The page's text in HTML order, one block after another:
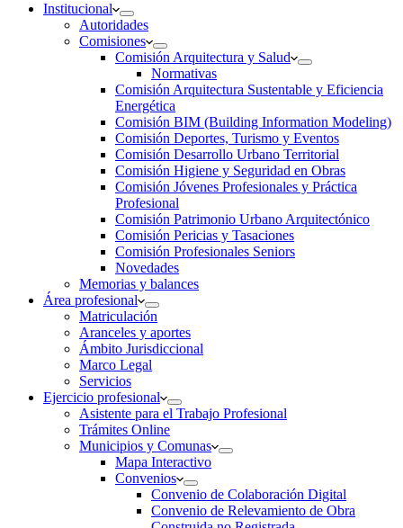
Institucional
Autoridades
Comisiones
Comisión Arquitectura y Salud
Normativas
Comisión Arquitectura Sustentable y Eficiencia
Energética
Comisión BIM (Building Information Modeling)
Comisión Deportes, Turismo y Eventos
Comisión Desarrollo Urbano Territorial
Comisión Higiene y Seguridad en Obras
Comisión Jóvenes Profesionales y Práctica
Profesional
Comisión Patrimonio Urbano Arquitectónico
Comisión Pericias y Tasaciones
Comisión Profesionales Seniors
Novedades
Memorias y balances
Área profesional
Matriculación
Aranceles y aportes
Ámbito Jurisdiccional
Marco Legal
Servicios
Ejercicio profesional
Asistente para el Trabajo Profesional
Trámites Online
Municipios y Comunas
Mapa Interactivo
Convenios
Convenio de Colaboración Digital
Convenio de Relevamiento de Obra